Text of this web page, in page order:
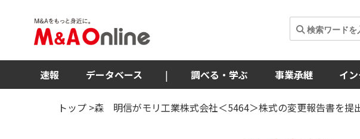
速報 データベース | 調べる・学ぶ 事業承継 イ
トップ >森 明信がモリ工業株式会社＜5464＞株式の変更報告書を提